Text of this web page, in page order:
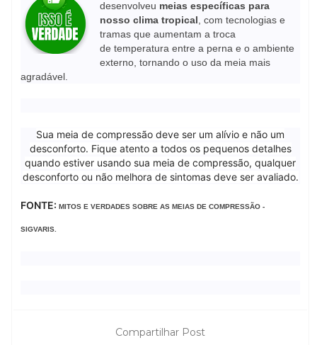
desenvolveu meiasespecíficas para
nosso climatropical , com tecnologias e
tramas que aumentam a troca
detemperatura entre a perna e o ambiente
externo, tornando o uso da meia mais
agradável.
Sua meia de compressão deve ser um alívio e não um
desconforto. Fique atento a todos os pequenos detalhes
quando estiver usando sua meia de compressão, qualquer
desconforto ou não melhora de sintomas deve ser avaliado.
FONTE:MITOS E VERDADESSOBRE AS MEIAS DE COMPRESSÃO -
SIGVARIS.
Compartilhar Post